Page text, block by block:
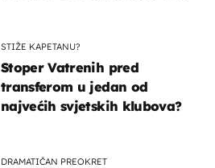
STIŽE KAPETANU?
Stoper Vatrenih pred
transferom u jedan od
najvećih svjetskih klubova?
DRAMATIČAN PREOKRET